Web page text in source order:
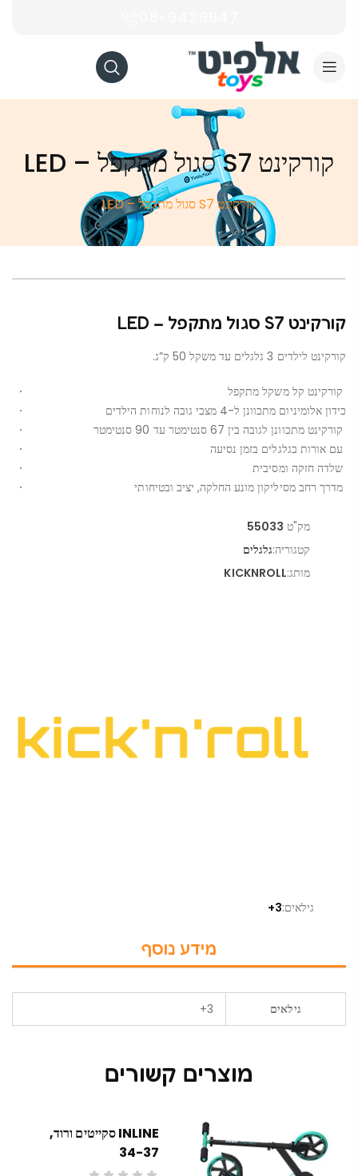
קורקינט S7 סגול מתקפל – LED
קורקינט S7 סגול מתקפל – LED
קורקינט S7 סגול מתקפל – LED
קורקינט לילדים 3 גלגלים עד משקל 50 ק”ג.
קורקינט קל משקל מתקפל
כידון אלומיניום מתכוונן ל-4 מצבי גובה לנוחות הילדים
קורקינט מתכוונן לגובה בין 67 סנטימטר עד 90 סנטימטר
עם אורות בגלגלים בזמן נסיעה
שלדה חזקה ומסיבית
מדרך רחב מסיליקון מונע החלקה, יציב ובטיחותי
מק"ט 55033
קטגוריה:גלגלים
מותג:KICKNROLL
גילאים:3+
מידע נוסף
גילאים 3+
מוצרים קשורים
INLINE סקייטים ורוד,
34-37